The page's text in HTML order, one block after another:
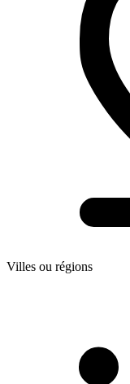
Villes ou régions